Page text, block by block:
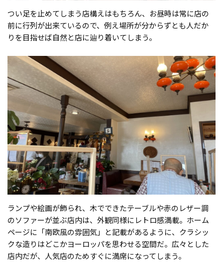
つい足を止めてしまう店構えはもちろん、お昼時は常に店の
前に行列が出来ているので、例え場所が分からずとも人だか
りを目指せば自然と店に辿り着いてしまう。
ランプや絵画が飾られ、木でできたテーブルや赤のレザー調
のソファーが並ぶ店内は、外観同様にレトロ感満載。ホーム
ページに「南欧風の雰囲気」と記載があるように、クラシッ
クな造りはどこかヨーロッパを思わせる空間だ。広々とした
店内だが、人気店のためすぐに満席になってしまう。